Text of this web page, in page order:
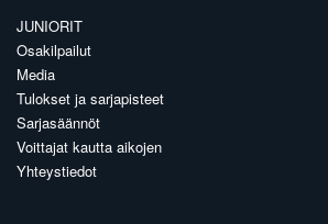
JUNIORIT
Osakilpailut
Media
Tulokset ja sarjapisteet
Sarjasäännöt
Voittajat kautta aikojen
Yhteystiedot